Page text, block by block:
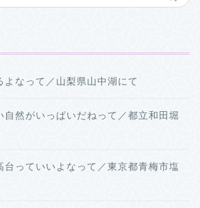
よなって／山梨県山中湖にて
自然がいっぱいだねって／都立和田堀
台っていいよなって／東京都青梅市塩